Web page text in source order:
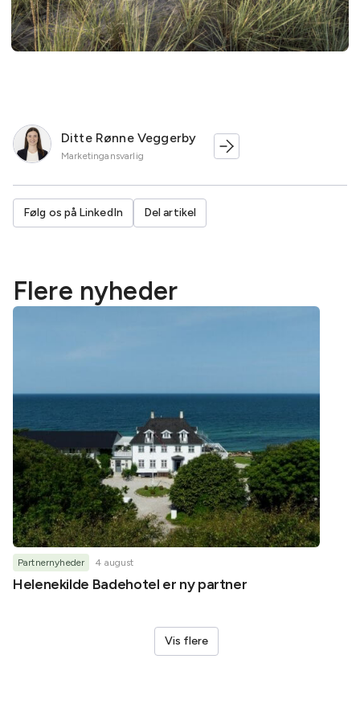
Ditte Rønne Veggerby
Marketingansvarlig
Følg os på LinkedIn Del artikel
Flere nyheder
Partnernyheder 4 august
Helenekilde Badehotel er ny partner
Vis flere